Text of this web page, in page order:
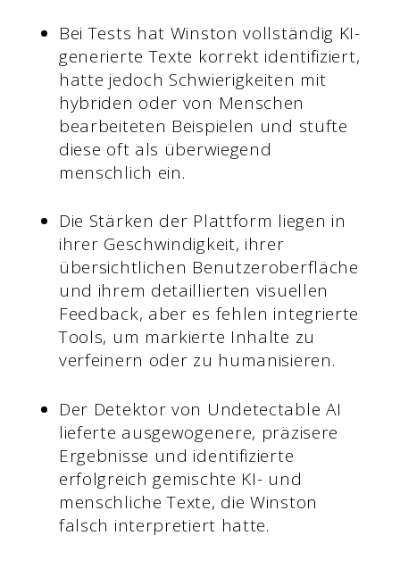
Bei Tests hat Winston vollständig KI-
generierte Texte korrekt identifiziert,
hatte jedoch Schwierigkeiten mit
hybriden oder von Menschen
bearbeiteten Beispielen und stufte
diese oft als überwiegend
menschlich ein.
Die Stärken der Plattform liegen in
ihrer Geschwindigkeit, ihrer
übersichtlichen Benutzeroberfläche
und ihrem detaillierten visuellen
Feedback, aber es fehlen integrierte
Tools, um markierte Inhalte zu
verfeinern oder zu humanisieren.
Der Detektor von Undetectable AI
lieferte ausgewogenere, präzisere
Ergebnisse und identifizierte
erfolgreich gemischte KI- und
menschliche Texte, die Winston
falsch interpretiert hatte.